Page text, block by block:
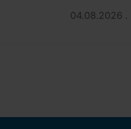
04.08.2026 .